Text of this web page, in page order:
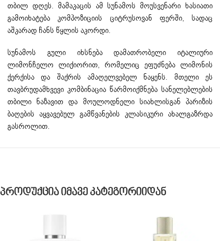
თბილ დღეს. მამაკაცის ამ სუნამოს მოუსვენარი ხასიათი
გამოიხატება კომპოზიციის ციტრუსოვან ფერში, სადაც
აშკარად ჩანს წყლის აკორდი.
სუნამოს გული იხსნება დამათრობელი იტალიური
ლიმონჩელო ლიქიორით, რომელიც ეფუძნება ლიმონის
ქერქისა და შაქრის ამაღელვებელ ნაყენს. მთელი ეს
თავბრუდამხვევი კომბინაცია წარმოიქმნება სანელებლების
თბილი ნაზავით და მოულოდნელი სიახლისგან პარიზის
ბაღების აყვავებულ გამწვანების კლასიკური ახალგაზრდა
გასროლით.
Პროდუქცია Იმავე Კატეგორიიდან